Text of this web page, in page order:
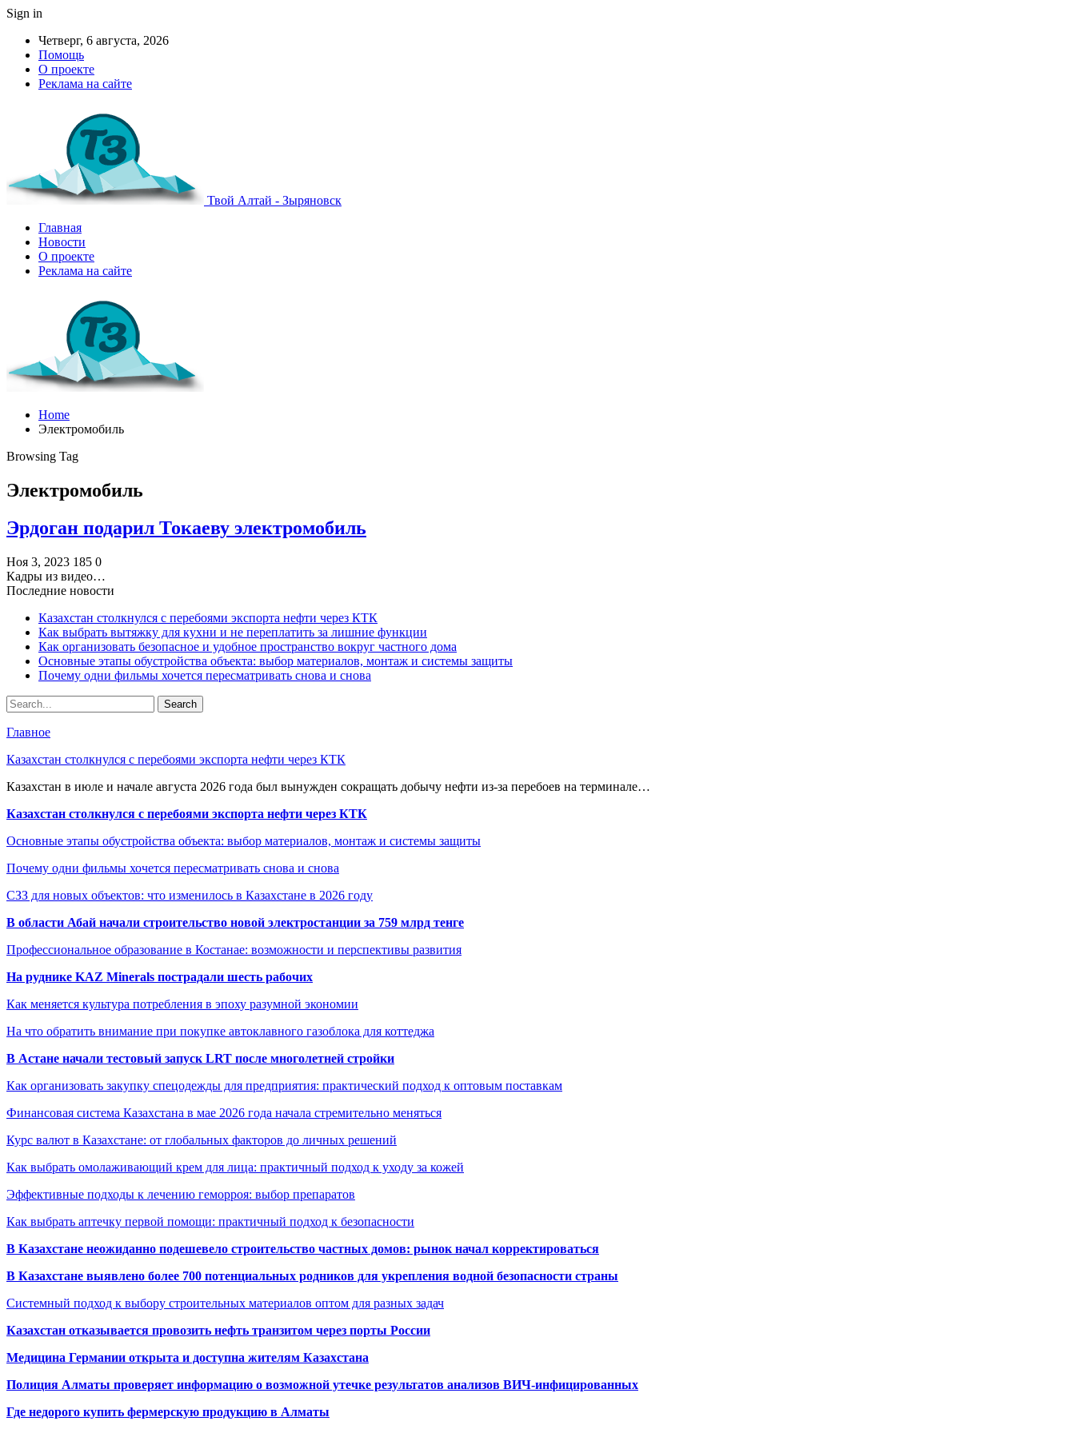
Sign in
Четверг, 6 августа, 2026
Помощь
О проекте
Реклама на сайте
Твой Алтай - Зыряновск
Главная
Новости
О проекте
Реклама на сайте
Home
Электромобиль
Browsing Tag
Электромобиль
Эрдоган подарил Токаеву электромобиль
Ноя 3, 2023 185 0
Кадры из видео…
Последние новости
Казахстан столкнулся с перебоями экспорта нефти через КТК
Как выбрать вытяжку для кухни и не переплатить за лишние функции
Как организовать безопасное и удобное пространство вокруг частного дома
Основные этапы обустройства объекта: выбор материалов, монтаж и системы защиты
Почему одни фильмы хочется пересматривать снова и снова
Главное
Казахстан столкнулся с перебоями экспорта нефти через КТК
Казахстан в июле и начале августа 2026 года был вынужден сокращать добычу нефти из-за перебоев на терминале…
Казахстан столкнулся с перебоями экспорта нефти через КТК
Основные этапы обустройства объекта: выбор материалов, монтаж и системы защиты
Почему одни фильмы хочется пересматривать снова и снова
СЗЗ для новых объектов: что изменилось в Казахстане в 2026 году
В области Абай начали строительство новой электростанции за 759 млрд тенге
Профессиональное образование в Костанае: возможности и перспективы развития
На руднике KAZ Minerals пострадали шесть рабочих
Как меняется культура потребления в эпоху разумной экономии
На что обратить внимание при покупке автоклавного газоблока для коттеджа
В Астане начали тестовый запуск LRT после многолетней стройки
Как организовать закупку спецодежды для предприятия: практический подход к оптовым поставкам
Финансовая система Казахстана в мае 2026 года начала стремительно меняться
Курс валют в Казахстане: от глобальных факторов до личных решений
Как выбрать омолаживающий крем для лица: практичный подход к уходу за кожей
Эффективные подходы к лечению геморроя: выбор препаратов
Как выбрать аптечку первой помощи: практичный подход к безопасности
В Казахстане неожиданно подешевело строительство частных домов: рынок начал корректироваться
В Казахстане выявлено более 700 потенциальных родников для укрепления водной безопасности страны
Системный подход к выбору строительных материалов оптом для разных задач
Казахстан отказывается провозить нефть транзитом через порты России
Медицина Германии открыта и доступна жителям Казахстана
Полиция Алматы проверяет информацию о возможной утечке результатов анализов ВИЧ-инфицированных
Где недорого купить фермерскую продукцию в Алматы